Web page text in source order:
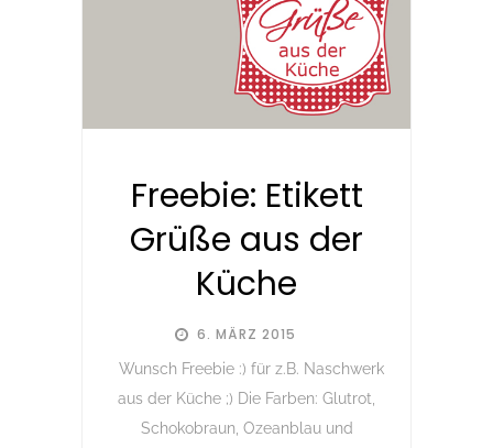
6. MÄRZ 2015
Freebie: Etikett
Grüße aus der
Küche
Wunsch Freebie :) für z.B. Naschwerk
aus der Küche ;) Die Farben: Glutrot,
Schokobraun, Ozeanblau und